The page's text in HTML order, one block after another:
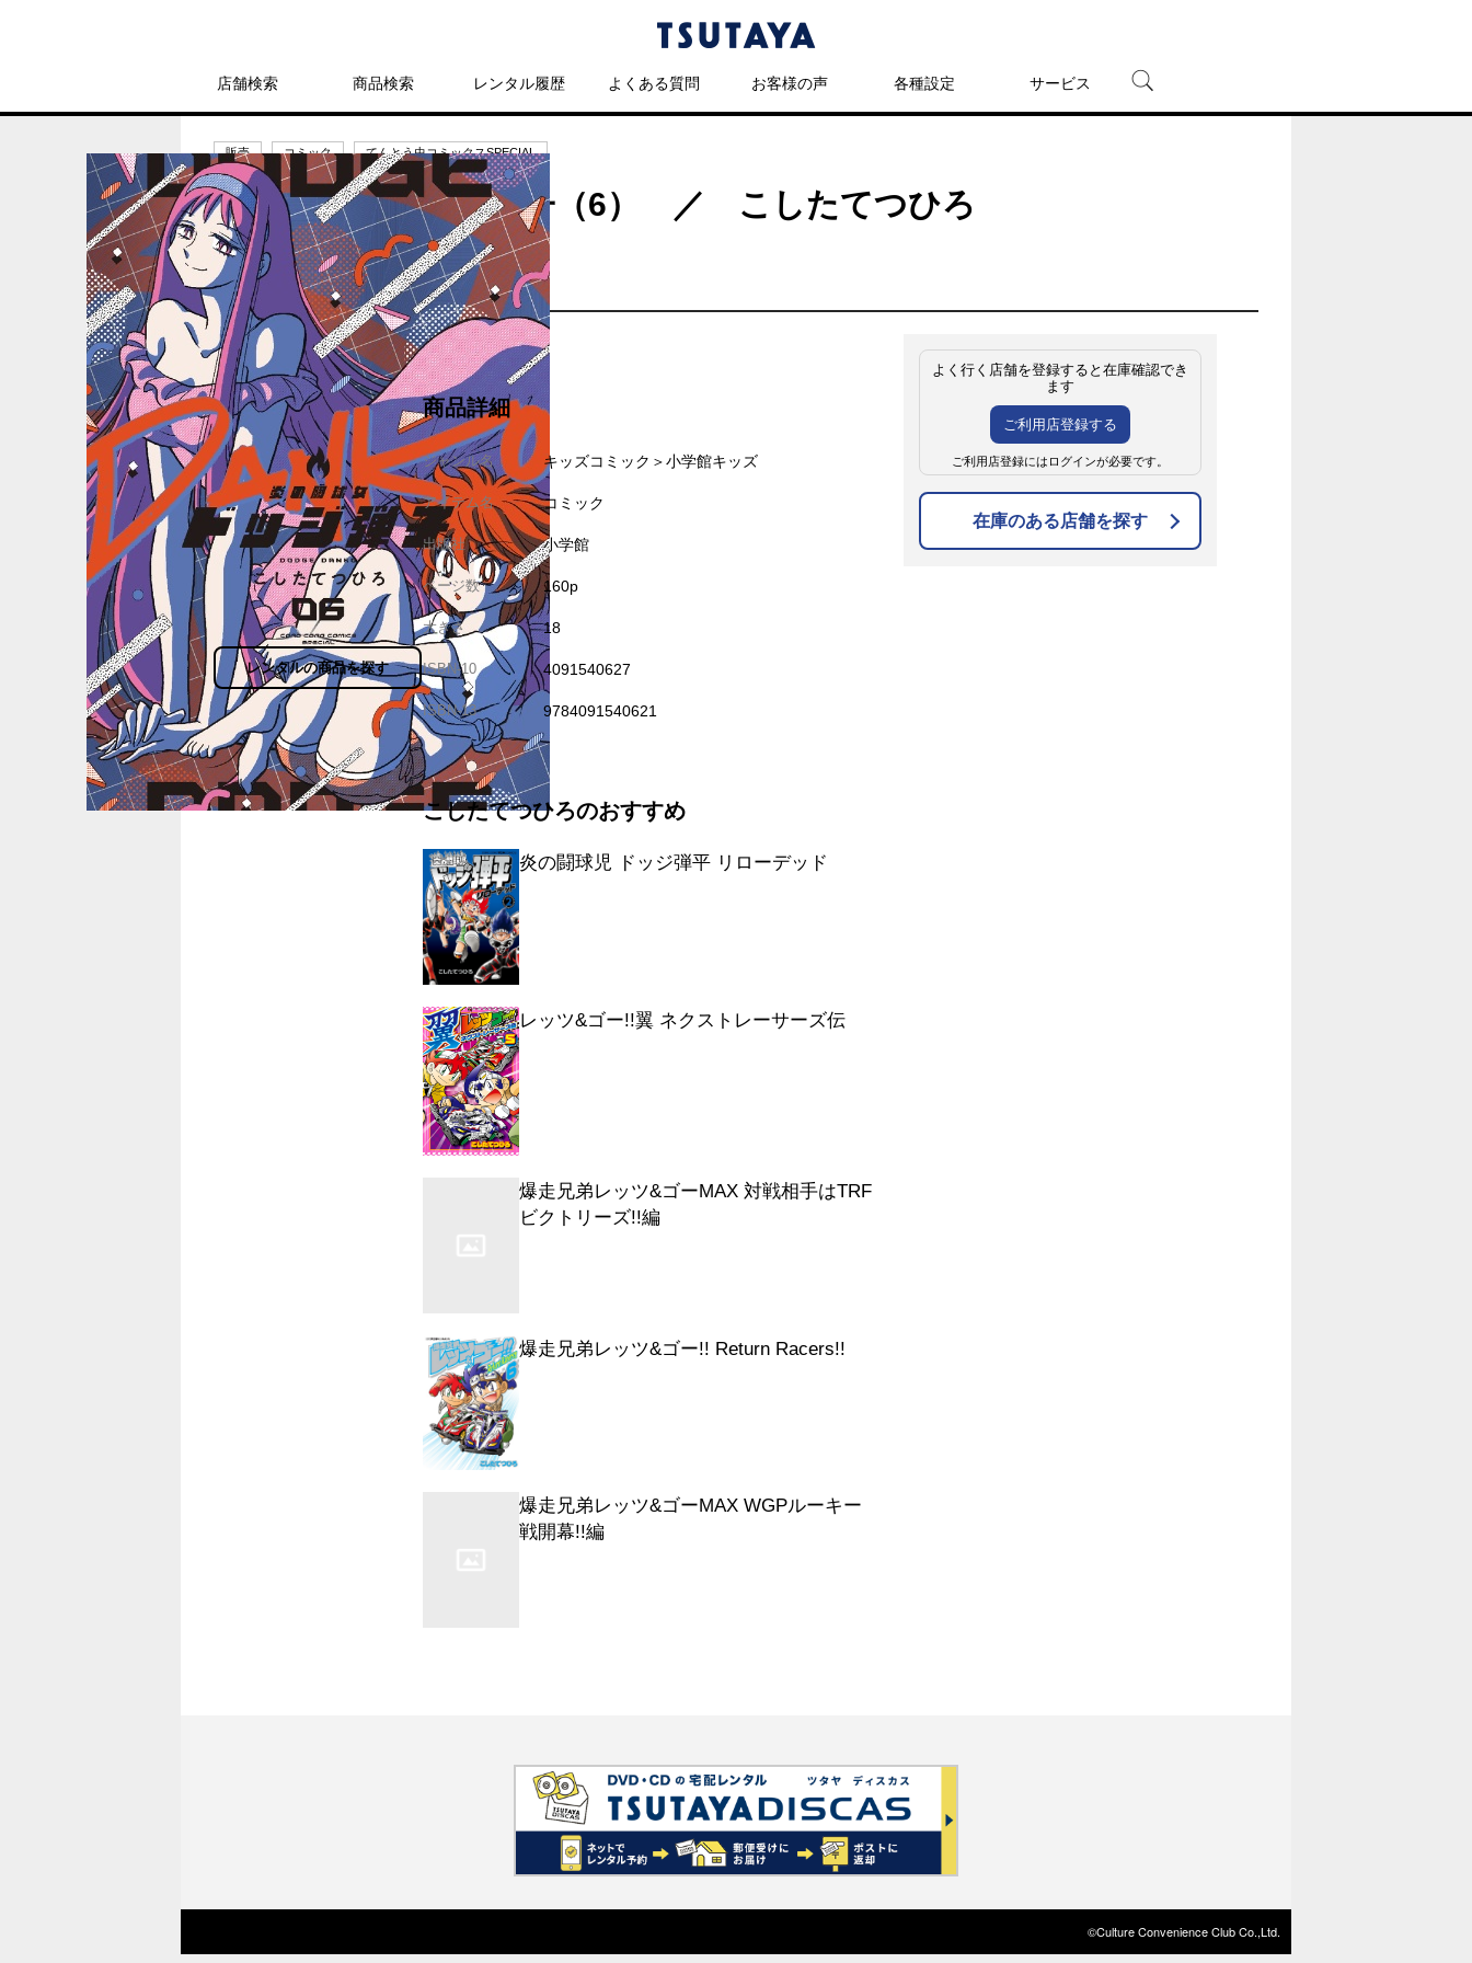
店舗検索 商品検索 レンタル履歴 よくある質問 お客様の声 各種設定 サービス
販売 コミック てんとう虫コミックスSPECIAL
炎の闘球女 ドッジ弾子（6） ／ こしたてつひろ
880円
発売日：2025年8月28日
レンタルの商品を探す
商品詳細
ジャンル名 キッズコミック＞小学館キッズ
アイテム名 コミック
出版社 小学館
ページ数 160p
大きさ 18
ISBN-10 4091540627
ISBN-13 9784091540621
こしたてつひろのおすすめ
炎の闘球児 ドッジ弾平 リローデッド
レッツ&ゴー!!翼 ネクストレーサーズ伝
爆走兄弟レッツ&ゴーMAX 対戦相手はTRF
ビクトリーズ!!編
爆走兄弟レッツ&ゴー!! Return Racers!!
爆走兄弟レッツ&ゴーMAX WGPルーキー
戦開幕!!編
よく行く店舗を登録すると在庫確認でき
ます
ご利用店登録する
ご利用店登録にはログインが必要です。
在庫のある店舗を探す
©Culture Convenience Club Co.,Ltd.